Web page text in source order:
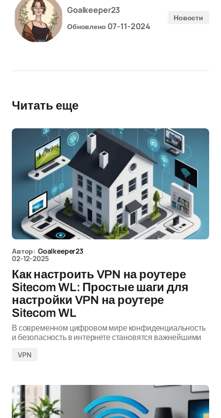
Goalkeeper23
Обновлено 07-11-2024
Новости
Читать еще
Автор: Goalkeeper23
02-12-2025
Как настроить VPN на роутере
Sitecom WL: Простые шаги для
настройки VPN на роутере
Sitecom WL
В современном цифровом мире конфиденциальность
и безопасность в интернете становятся важнейшими
VPN